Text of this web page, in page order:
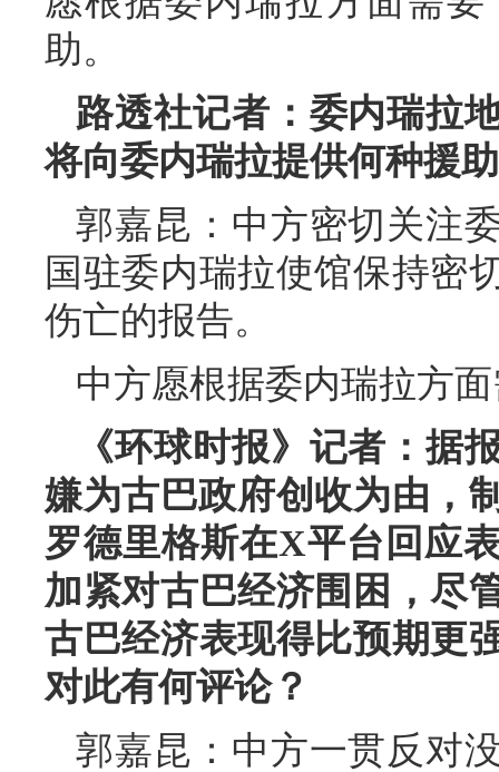
助。
路透社记者：委内瑞拉
将向委内瑞拉提供何种援
郭嘉昆：中方密切关注
国驻委内瑞拉使馆保持密
伤亡的报告。
中方愿根据委内瑞拉方
《环球时报》记者：据
嫌为古巴政府创收为由，
罗德里格斯在X平台回应
加紧对古巴经济围困，尽
古巴经济表现得比预期更
对此有何评论？
郭嘉昆：中方一贯反对